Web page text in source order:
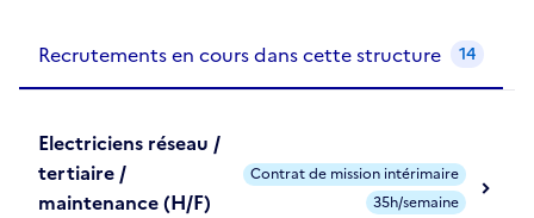
Recrutements en cours dans cette structure 14
Electriciens réseau /
tertiaire /
maintenance (H/F)
Contrat de mission intérimaire
35h/semaine